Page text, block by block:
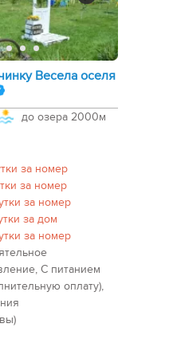
Весела оселя
до озера 2000м
за номер
за номер
за номер
за дом
за номер
С питанием
оплату),